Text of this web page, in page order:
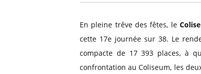
En pleine trêve des fêtes, le
cette 17e journée sur 38. Le
compacte de 17 393 places, à
confrontation au Coliseum, les